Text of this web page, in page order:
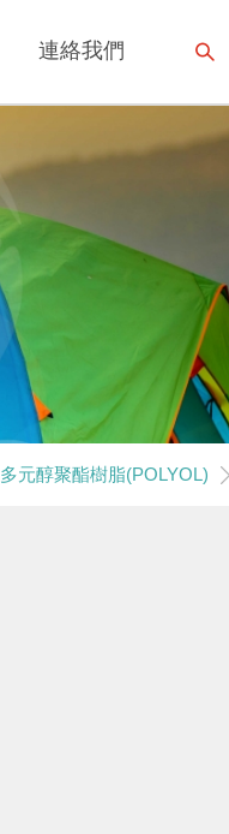
連絡我們
多元醇聚酯樹脂(POLYOL)